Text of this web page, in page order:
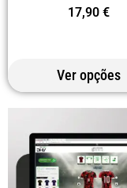
17,90 €
Ver opções